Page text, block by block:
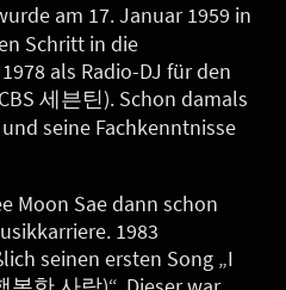
am 17. Januar 1959 in
Schritt in die
als Radio-DJ für den
세븐틴). Schon damals
seine Fachkenntnisse
Moon Sae dann schon
1983
seinen ersten Song „I